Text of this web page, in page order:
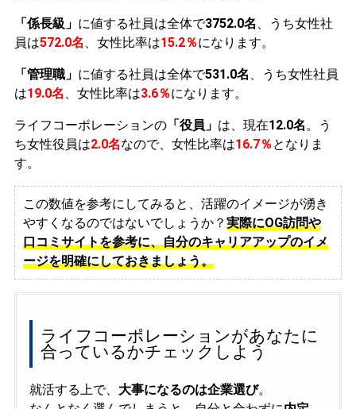
「係長級」 に値する社員は全体で3752.0名
、うち女性社
員は572.0名 、女性比率は15.2％になります。
「管理職」 に値する社員は全体で531.0名
、うち女性社員
は19.0名 、女性比率は3.6％になります。
ライフコーポレーションの「役員」 は、現在12.0名 。う
ち女性役員は2.0名なので、女性比率は16.7％ となりま
す。
この数値を参考にしてみると、活躍のイメージが湧き
やすくなるのではないでしょうか？ 実際にOG訪問や
口コミサイトを参考に、自分のキャリアアップのイメ
ージを明確にしておきましょう。
ライフコーポレーションがあなたに
合っているかチェックしよう
就活する上で、 大事になるのは企業選び。